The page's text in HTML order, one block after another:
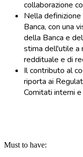
collaborazione
Nella
Banca, con una
della Banca e
stima dell'utile a
reddituale e di
Il contributo al
riporta ai
Comitati interni
Must to have: